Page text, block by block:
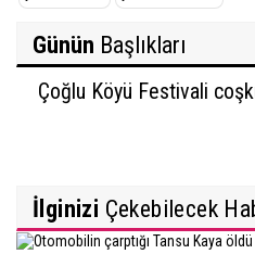
Günün Başlıkları
Çoğlu Köyü Festivali
İlginizi Çekebilecek